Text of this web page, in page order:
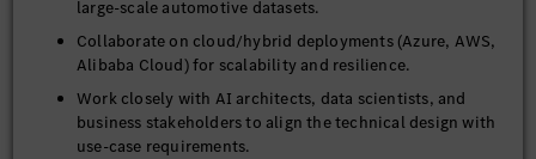
large-scale automotive datasets.
Collaborate on cloud/hybrid deployments (Azure, AWS,
Alibaba Cloud) for scalability and resilience.
Work closely with AI architects, data scientists, and
business stakeholders to align the technical design with
use-case requirements.